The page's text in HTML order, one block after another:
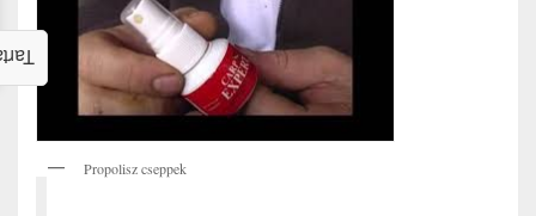
Propolisz cseppek